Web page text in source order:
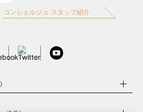
コンシェルジュ スタッフ紹介